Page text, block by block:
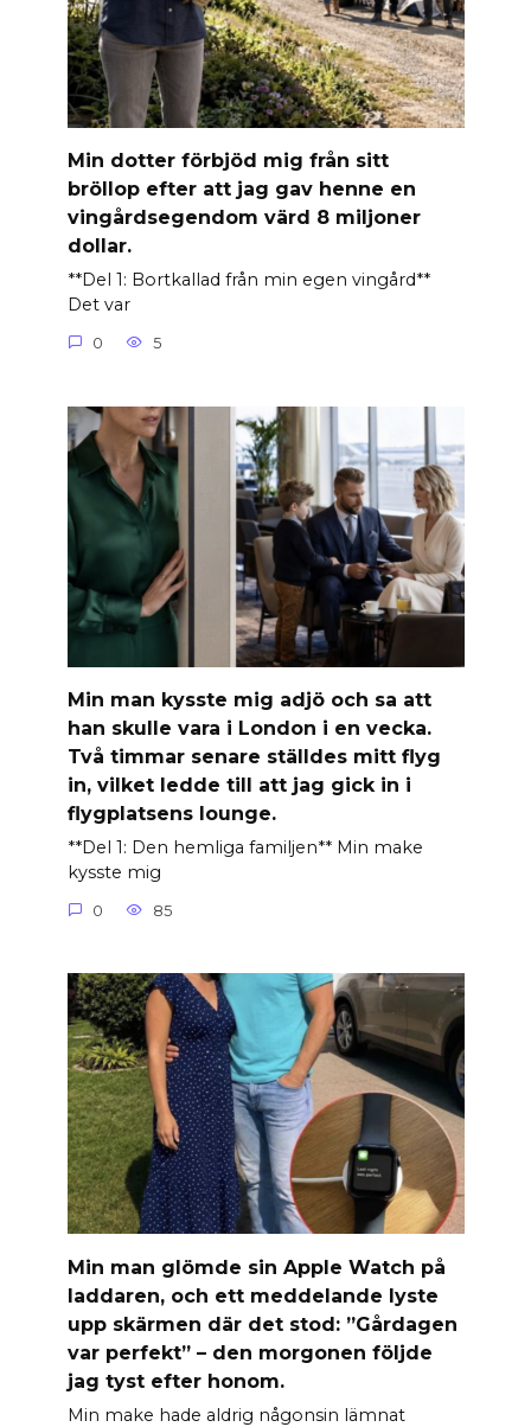
Min dotter förbjöd mig från sitt
bröllop efter att jag gav henne en
vingårdsegendom värd 8 miljoner
dollar.
**Del 1: Bortkallad från min egen vingård**
Det var
0 5
Min man kysste mig adjö och sa att
han skulle vara i London i en vecka.
Två timmar senare ställdes mitt flyg
in, vilket ledde till att jag gick in i
flygplatsens lounge.
**Del 1: Den hemliga familjen** Min make
kysste mig
0 85
Min man glömde sin Apple Watch på
laddaren, och ett meddelande lyste
upp skärmen där det stod: ”Gårdagen
var perfekt” – den morgonen följde
jag tyst efter honom.
Min make hade aldrig någonsin lämnat